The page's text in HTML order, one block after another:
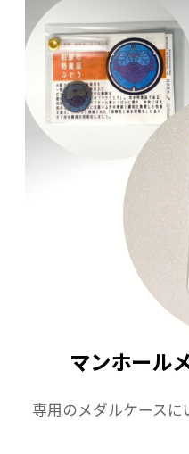
マンホール
専用のメダルケースに